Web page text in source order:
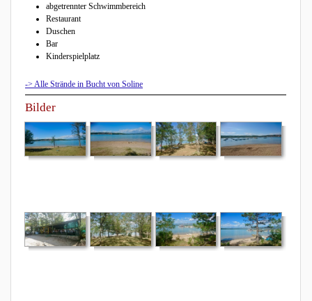
abgetrennter Schwimmbereich
Restaurant
Duschen
Bar
Kinderspielplatz
-> Alle Strände in Bucht von Soline
Bilder